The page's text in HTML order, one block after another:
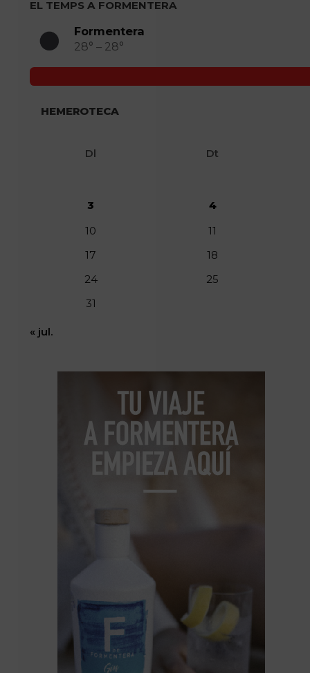
EL TEMPS A FORMENTERA
Formentera
28° – 28°
HEMEROTECA
Dl Dt
3
4
10
11
17
18
24
25
31
« jul.